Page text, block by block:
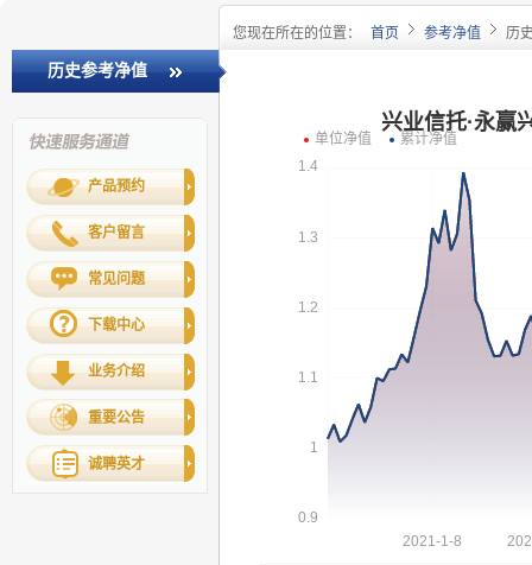
您现在所在的位置： 首页 参考净值 历
历史参考净值
产品预约
客户留言
常见问题
下载中心
业务介绍
重要公告
诚聘英才